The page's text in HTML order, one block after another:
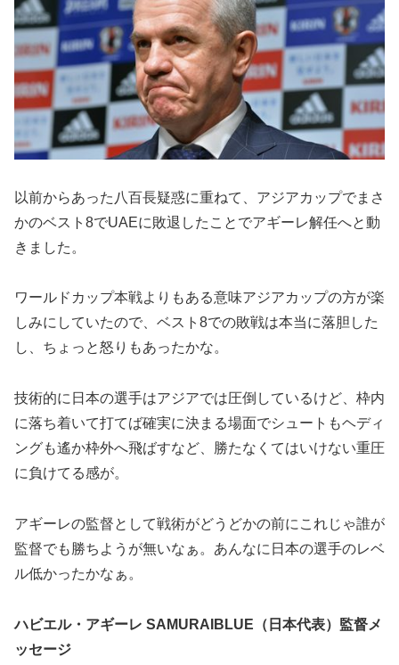
以前からあった八百長疑惑に重ねて、アジアカップでまさ
かのベスト8でUAEに敗退したことでアギーレ解任へと動
きました。
ワールドカップ本戦よりもある意味アジアカップの方が楽
しみにしていたので、ベスト8での敗戦は本当に落胆した
し、ちょっと怒りもあったかな。
技術的に日本の選手はアジアでは圧倒しているけど、枠内
に落ち着いて打てば確実に決まる場面でシュートもヘディ
ングも遙か枠外へ飛ばすなど、勝たなくてはいけない重圧
に負けてる感が。
アギーレの監督として戦術がどうどかの前にこれじゃ誰が
監督でも勝ちようが無いなぁ。あんなに日本の選手のレベ
ル低かったかなぁ。
ハビエル・アギーレ SAMURAIBLUE（日本代表）監督メ
ッセージ